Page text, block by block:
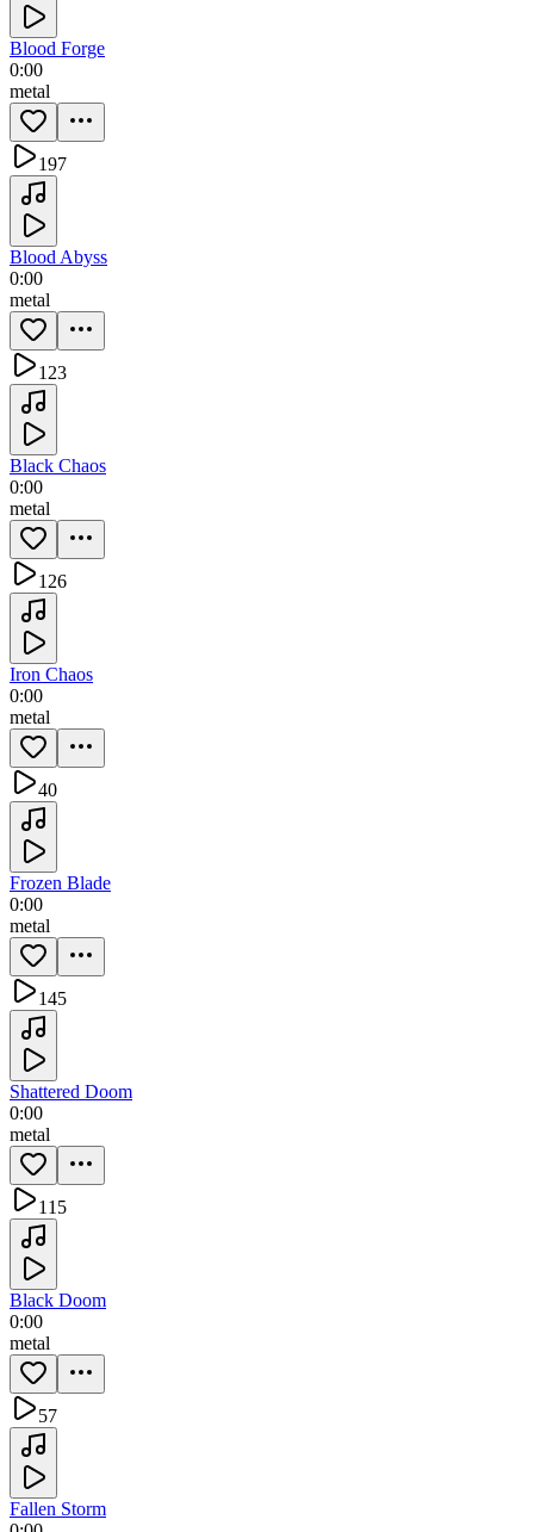
Blood Forge
0:00
metal
197
Blood Abyss
0:00
metal
123
Black Chaos
0:00
metal
126
Iron Chaos
0:00
metal
40
Frozen Blade
0:00
metal
145
Shattered Doom
0:00
metal
115
Black Doom
0:00
metal
57
Fallen Storm